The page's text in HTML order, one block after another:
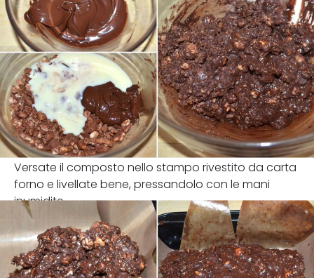
Versate il composto nello stampo rivestito da carta
forno e livellate bene, pressandolo con le mani
inumidite.